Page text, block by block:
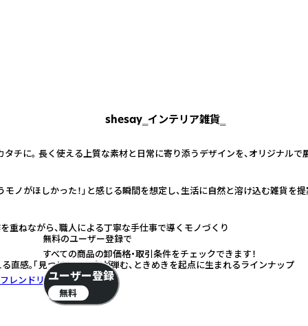
shesay‗インテリア雑貨‗
チに。 長く使える上質な素材と日常に寄り添うデザインを、オリジナルで
モノがほしかった！」と感じる瞬間を想定し、生活に自然と溶け込む雑貨を
重ねながら、職人による丁寧な手仕事で導くモノづくり
直感。「見つけた！」と心が弾む、ときめきを起点に生まれるラインナップ
レンドリー
無料のユーザー登録で
すべての商品の卸価格・取引条件をチェックできます！
ユーザー登録
無料